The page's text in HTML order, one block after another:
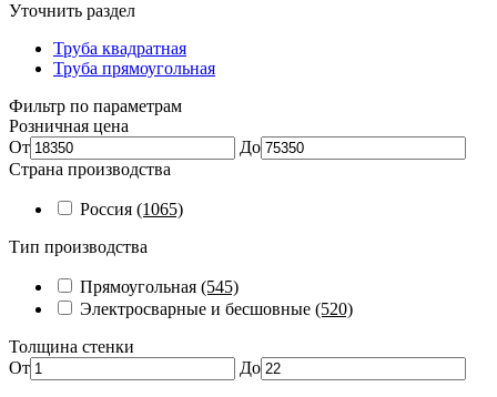
Уточнить раздел
Труба квадратная
Труба прямоугольная
Фильтр по параметрам
Розничная цена
От
До
Страна производства
Россия (1065)
Тип производства
Прямоугольная (545)
Электросварные и бесшовные (520)
Толщина стенки
От
До